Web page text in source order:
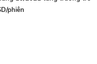
phiên